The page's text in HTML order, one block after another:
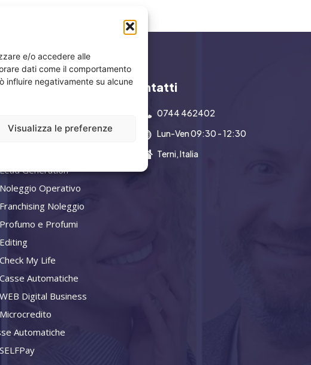
e/o accedere alle
dati come il comportamento
influire negativamente su alcune
Visualizza le preferenze
Generation
Noleggio Operativo
Franchising Noleggio
Profumo e Profumi
Editing
Check My Life
Casse Automatiche
WEB Digital Business
Microcredito
Automatiche
SELFPay
Contatti
0744 462402
Lun-Ven 09:30 - 12:30
Terni, Italia